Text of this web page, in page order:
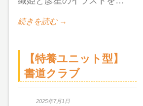
続きを読む →
【特養ユニット型】
書道クラブ
2025年7月1日